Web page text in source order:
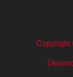
Copyright